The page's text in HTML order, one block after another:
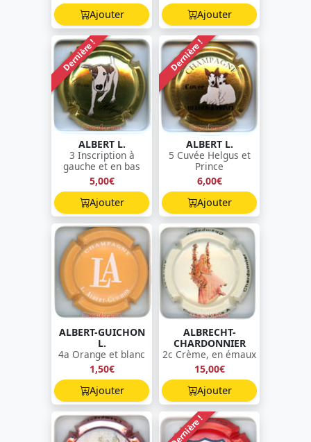
Ajouter
Ajouter
Dernière !
ALBERT L.
3 Inscription à
gauche et en bas
5,00€
Ajouter
Dernière !
ALBERT L.
5 Cuvée Helgus et
Prince
6,00€
Ajouter
ALBERT-GUICHON
L.
4a Orange et blanc
1,50€
Ajouter
ALBRECHT-
CHARDONNIER
2c Crème, en émaux
15,00€
Ajouter
Dernière !